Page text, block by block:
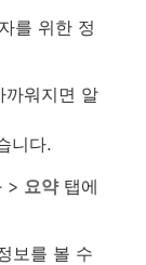
를 위한 정
까워지면 알
니다.
> 요약탭에
보를 볼 수